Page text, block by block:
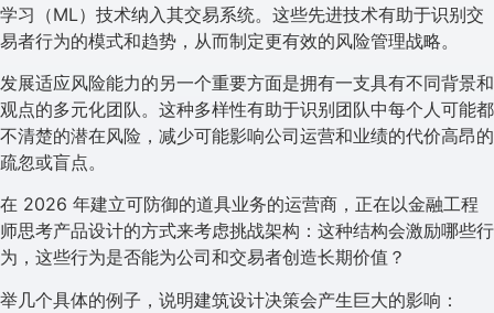
学习（ML）技术纳入其交易系统。这些先进技术有助于识别交
易者行为的模式和趋势，从而制定更有效的风险管理战略。
发展适应风险能力的另一个重要方面是拥有一支具有不同背景和
观点的多元化团队。这种多样性有助于识别团队中每个人可能都
不清楚的潜在风险，减少可能影响公司运营和业绩的代价高昂的
疏忽或盲点。
在 2026 年建立可防御的道具业务的运营商，正在以金融工程
师思考产品设计的方式来考虑挑战架构：这种结构会激励哪些行
为，这些行为是否能为公司和交易者创造长期价值？
举几个具体的例子，说明建筑设计决策会产生巨大的影响：